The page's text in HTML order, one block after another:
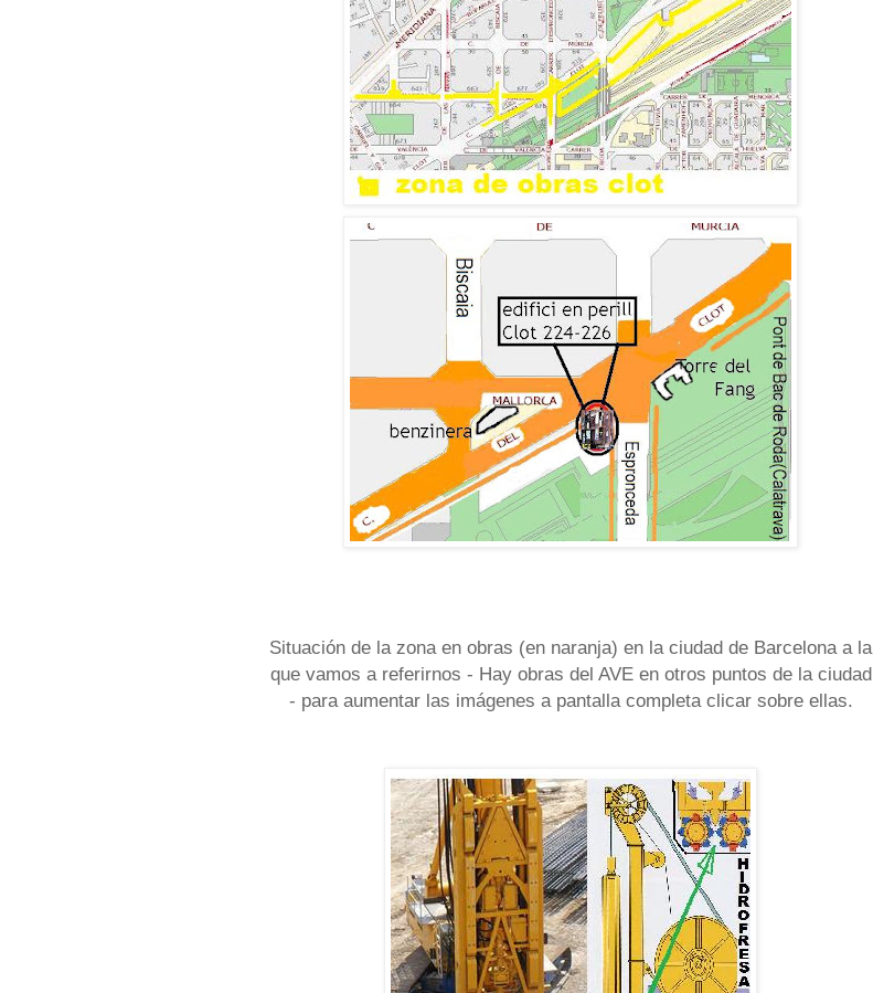
Situación de la zona en obras (en naranja) en la ciudad de Barcelona a la
que vamos a referirnos - Hay obras del AVE en otros puntos de la ciudad
- para aumentar las imágenes a pantalla completa clicar sobre ellas.